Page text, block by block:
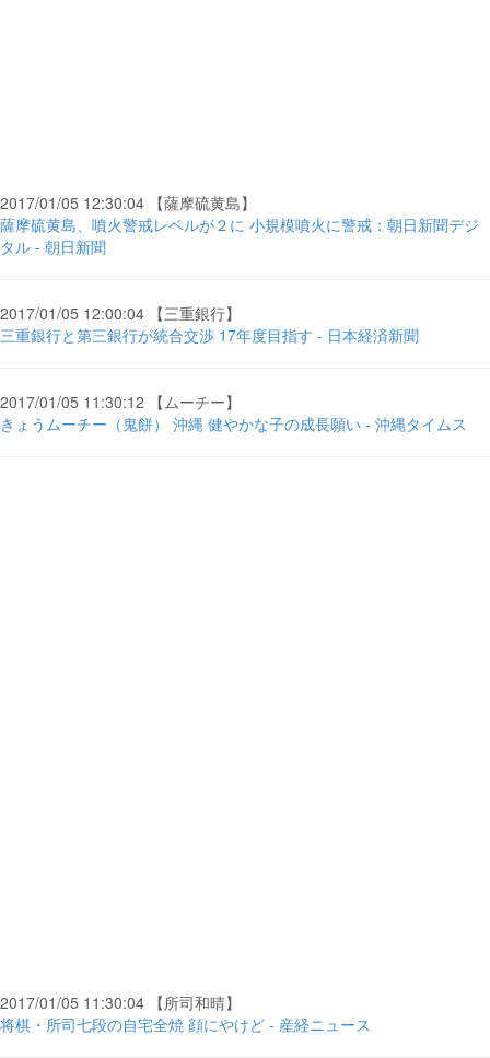
2017/01/05 12:30:04 【薩摩硫黄島】
薩摩硫黄島、噴火警戒レベルが２に 小規模噴火に警戒：朝日新聞デジ
タル - 朝日新聞
2017/01/05 12:00:04 【三重銀行】
三重銀行と第三銀行が統合交渉 17年度目指す - 日本経済新聞
2017/01/05 11:30:12 【ムーチー】
きょうムーチー（鬼餅） 沖縄 健やかな子の成長願い - 沖縄タイムス
2017/01/05 11:30:04 【所司和晴】
将棋・所司七段の自宅全焼 顔にやけど - 産経ニュース